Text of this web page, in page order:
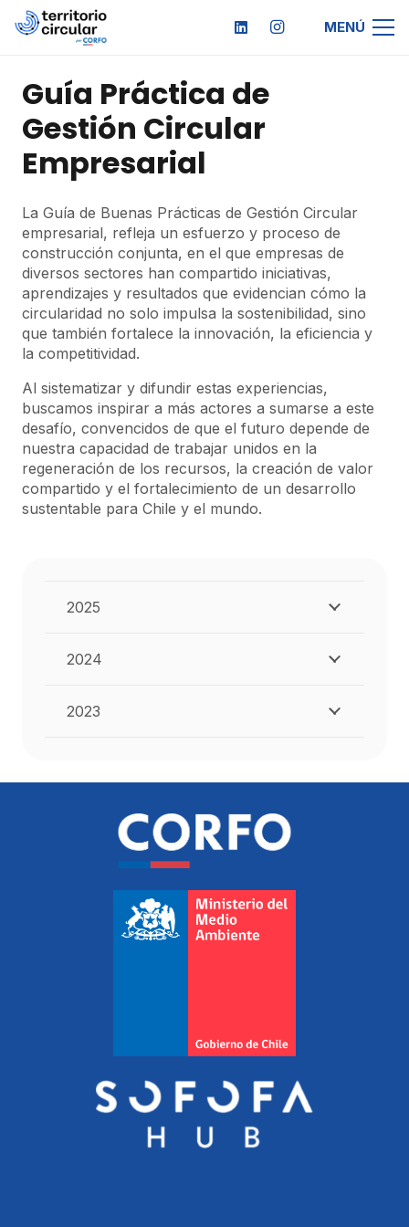
MENÚ
Guía Práctica de
Gestión Circular
Empresarial
La Guía de Buenas Prácticas de Gestión Circular
empresarial, refleja un esfuerzo y proceso de
construcción conjunta, en el que empresas de
diversos sectores han compartido iniciativas,
aprendizajes y resultados que evidencian cómo la
circularidad no solo impulsa la sostenibilidad, sino
que también fortalece la innovación, la eficiencia y
la competitividad.
Al sistematizar y difundir estas experiencias,
buscamos inspirar a más actores a sumarse a este
desafío, convencidos de que el futuro depende de
nuestra capacidad de trabajar unidos en la
regeneración de los recursos, la creación de valor
compartido y el fortalecimiento de un desarrollo
sustentable para Chile y el mundo.
2025
2024
2023